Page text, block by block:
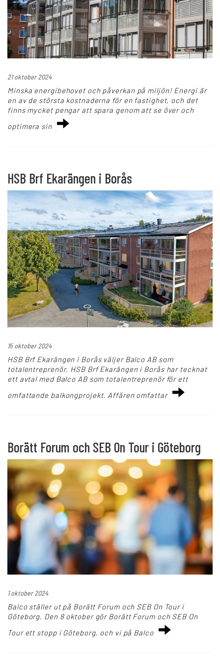
21 oktober 2024
Minska energibehovet och påverkan på miljön! Energi är
en av de största kostnaderna för en fastighet, och det
finns mycket pengar att spara genom att se över och
optimera sin
HSB Brf Ekarängen i Borås
15 oktober 2024
HSB Brf Ekarängen i Borås väljer Balco AB som
totalentreprenör. HSB Brf Ekarängen i Borås har tecknat
ett avtal med Balco AB som totalentreprenör för ett
omfattande balkongprojekt. Affären omfattar
Borätt Forum och SEB On Tour i Göteborg
1 oktober 2024
Balco ställer ut på Borätt Forum och SEB On Tour i
Göteborg. Den 8 oktober gör Borätt Forum och SEB On
Tour ett stopp i Göteborg, och vi på Balco